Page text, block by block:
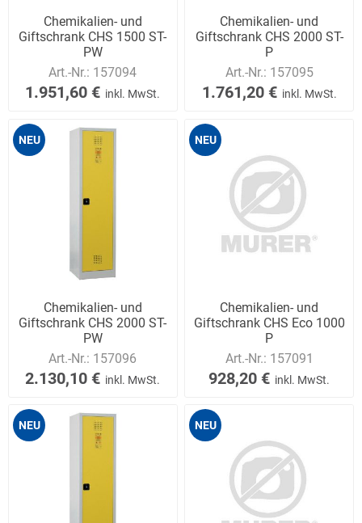
Chemikalien- und
Giftschrank CHS 1500 ST-
PW
Art.-Nr.: 157094
1.951,60 € inkl. MwSt.
Chemikalien- und
Giftschrank CHS 2000 ST-
P
Art.-Nr.: 157095
1.761,20 € inkl. MwSt.
NEU
Chemikalien- und
Giftschrank CHS 2000 ST-
PW
Art.-Nr.: 157096
2.130,10 € inkl. MwSt.
NEU
Chemikalien- und
Giftschrank CHS Eco 1000
P
Art.-Nr.: 157091
928,20 € inkl. MwSt.
NEU NEU